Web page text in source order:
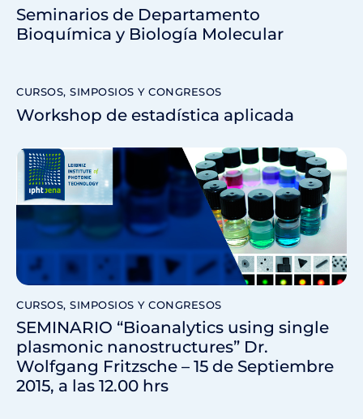
Seminarios de Departamento
Bioquímica y Biología Molecular
CURSOS, SIMPOSIOS Y CONGRESOS
Workshop de estadística aplicada
CURSOS, SIMPOSIOS Y CONGRESOS
SEMINARIO “Bioanalytics using single
plasmonic nanostructures” Dr.
Wolfgang Fritzsche – 15 de Septiembre
2015, a las 12.00 hrs